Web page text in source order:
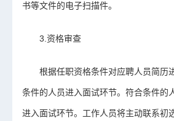
书等文件的电子扫描件。
3.资格审查
根据任职资格条件对应聘人员简历
条件的人员进入面试环节。符合条件的
进入面试环节。工作人员将主动联系初